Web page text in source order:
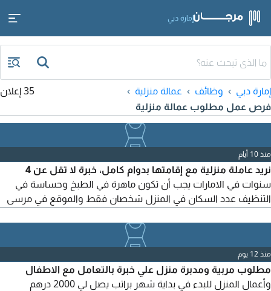
إمارة دبي
إمارة دبي وظائف
عمالة منزلية
فرص عمل مطلوب عمالة منزلية
35 إعلان
منذ 10 أيام
نريد عاملة منزلية مع إقامتها بدوام كامل، خبرة لا تقل عن 4
سنوات في الامارات يجب أن تكون ماهرة في الطبخ وحساسة في
التنظيف عدد السكان في المنزل شخصان فقط والموقع في مرسى
منذ 12 يوم
مطلوب مربية ومدبرة منزل علي خبرة بالتعامل مع الاطفال
وأعمال المنزل للبدء في بداية شهر براتب يصل لي 2000 درهم